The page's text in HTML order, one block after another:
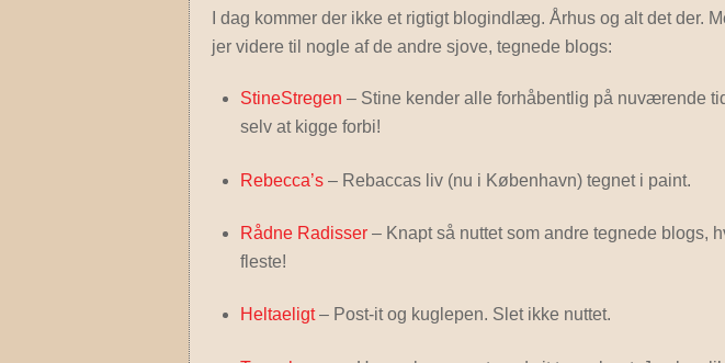
I dag kommer der ikke et rigtigt blogindlæg. Århus og alt det der.
jer videre til nogle af de andre sjove, tegnede blogs:
StineStregen – Stine kender alle forhåbentlig på nuværende
selv at kigge forbi!
Rebecca’s– Rebaccas liv (nu i København) tegnet i paint.
Rådne Radisser– Knapt så nuttet som andre tegnede blogs,
fleste!
Heltaeligt– Post-it og kuglepen. Slet ikke nuttet.